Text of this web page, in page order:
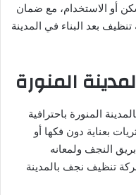
أو الاستخدام، مع ضمان
بعد البناء في المدينة
المنورة
المنورة باحترافية
بعناية دون فكها أو
النجف ولمعانه
تنظيف نجف بالمدينة